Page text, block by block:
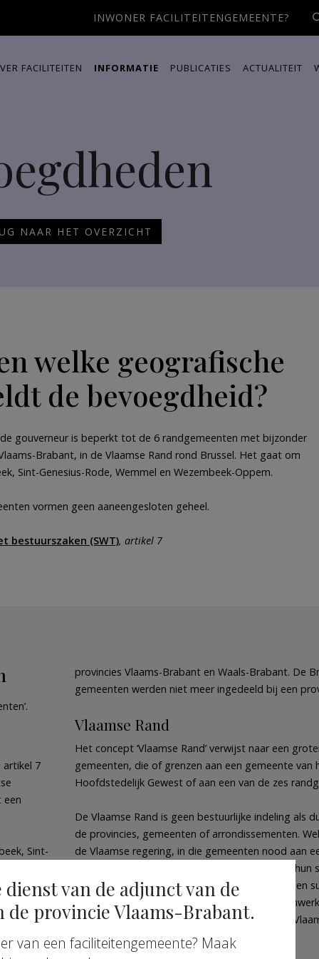
INWONER FACILITEITENGEMEENTE?
FACILITEITEN INFORMATIE PUBLICATIES ACTUALITEIT
NAAR HET OVERZICHT
welke geografische
de bevoegdheid?
gouverneur is beperkt tot de 6 randgemeenten met bijzonder
Brabant, in de Vlaamse Rand rond Brussel. Het gaat om
Sint-Genesius-Rode, Wemmel en Wezembeek-Oppem.
vormen geen aaneengesloten geheel.
bestuurszaken (SWT), artikel 7
artikel 7
een
Sint-
en
werd
provincies Vlaams-Brabant en Waals-Brabant. De
gemeenten werden niet meer ingedeeld bij een
Vlaamse Rand
Het concept ‘Vlaamse Rand’ verwijst naar een
gemeenten, die of grenzen aan een gemeente van
Hoofdstedelijk Gewest of aan een van de zes
De Vlaamse Rand is geen bestuurlijke indeling als
de provincies, gemeenten of arrondissementen.
de Vlaamse regering, in die gemeenten nood aan
geïntegreerde aanpak, rekening houdend met hun
context van taaldiversiteit, internationalisering en
Die aanpak wordt geconcretiseerd door
provincie Vlaams-Brabant, vzw de Rand en de
In totaal gaat het om 19 gemeenten, nl.
dienst van de adjunct van de
de provincie Vlaams-Brabant.
van een faciliteitengemeente? Maak